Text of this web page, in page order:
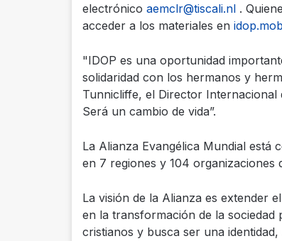
electrónico aemclr@tiscali.nl.
acceder a los materiales en
"IDOP es una oportunidad
solidaridad con los hermanos y
Tunnicliffe, el Director Internacional
Será un cambio de vida”.
La Alianza Evangélica Mundial está
en 7 regiones y 104 organizaciones
La visión de la Alianza es extender
en la transformación de la sociedad
cristianos y busca ser una